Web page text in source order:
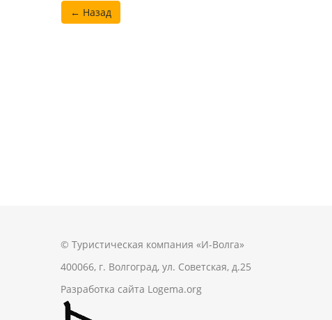
← Назад
© Туристическая компания «И-Волга»
400066, г. Волгоград, ул. Советская, д.25
Разработка сайта Logema.org